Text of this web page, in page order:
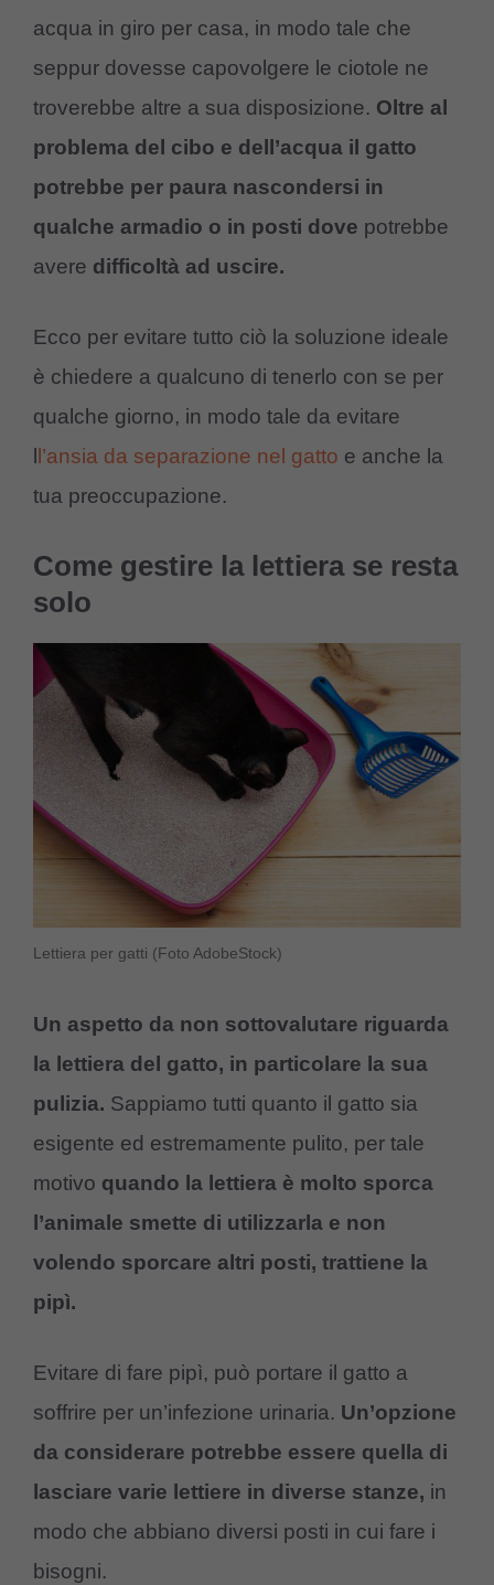
acqua in giro per casa, in modo tale che
seppur dovesse capovolgere le ciotole ne
troverebbe altre a sua disposizione. Oltre al
problema del cibo e dell’acqua il gatto
potrebbe per paura nascondersi in
qualche armadio o in posti dove potrebbe
avere difficoltà ad uscire.
Ecco per evitare tutto ciò la soluzione ideale
è chiedere a qualcuno di tenerlo con se per
qualche giorno, in modo tale da evitare
l’ansia da separazione nel gatto e anche la
tua preoccupazione.
Come gestire la lettiera se resta
solo
Lettiera per gatti (Foto AdobeStock)
Un aspetto da non sottovalutare riguarda
la lettiera del gatto, in particolare la sua
pulizia. Sappiamo tutti quanto il gatto sia
esigente ed estremamente pulito, per tale
motivo quando la lettiera è molto sporca
l’animale smette di utilizzarla e non
volendo sporcare altri posti, trattiene la
pipì.
Evitare di fare pipì, può portare il gatto a
soffrire per un’infezione urinaria. Un’opzione
da considerare potrebbe essere quella di
lasciare varie lettiere in diverse stanze, in
modo che abbiano diversi posti in cui fare i
bisogni.